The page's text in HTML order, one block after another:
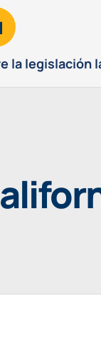
la legislación